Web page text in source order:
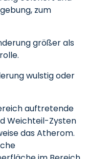
zum
größer als
wulstig oder
auftretende
Weichteil-Zysten
das Atherom.